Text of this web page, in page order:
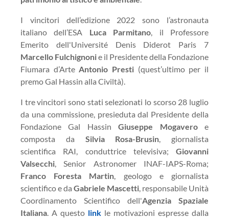
I vincitori dell’edizione 2022 sono l’astronauta
italiano dell’ESA Luca Parmitano, il Professore
Emerito dell'Université Denis Diderot Paris 7
Marcello Fulchignonie il Presidente della Fondazione
Fiumara d’ArteAntonio Presti (quest’ultimo per il
premo Gal Hassin alla Civiltà).
I tre vincitori sono stati selezionati lo scorso 28 luglio
da una commissione, presieduta dal Presidente della
Fondazione Gal HassinGiuseppe Mogaveroe
composta da Silvia Rosa-Brusin, giornalista
scientifica RAI, conduttrice televisiva; Giovanni
Valsecchi, Senior Astronomer INAF-IAPS-Roma;
Franco Foresta Martin, geologo e giornalista
scientifico e da Gabriele Mascetti, responsabile Unità
Coordinamento Scientifico dell'Agenzia Spaziale
Italiana. A questo link le motivazioni espresse dalla